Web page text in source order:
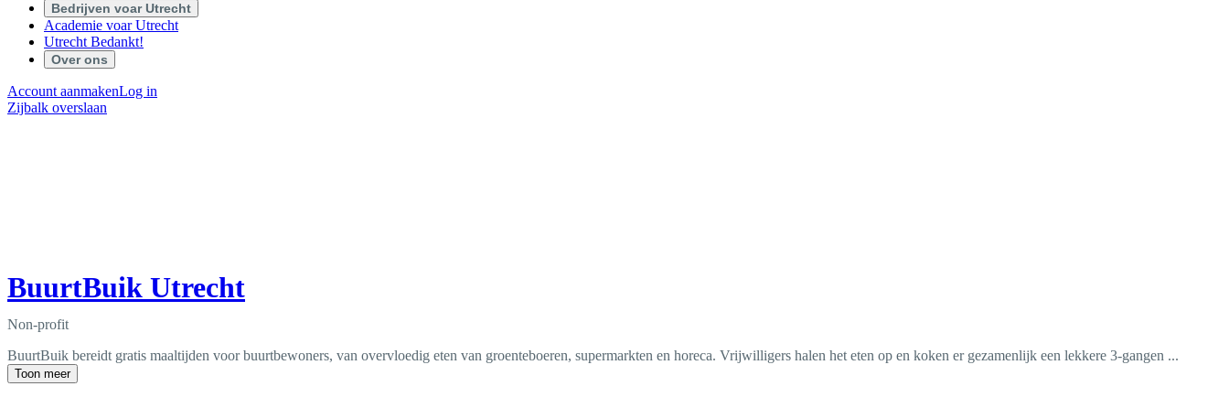
Bedrijven voar Utrecht
Academie voar Utrecht
Utrecht Bedankt!
Over ons
Account aanmakenLog in
Zijbalk overslaan
BuurtBuik Utrecht
Non-profit
BuurtBuik bereidt gratis maaltijden voor buurtbewoners, van overvloedig eten van groenteboeren, supermarkten en horeca. Vrijwilligers halen het eten op en koken er gezamenlijk een lekkere 3-gangen ...
Toon meer